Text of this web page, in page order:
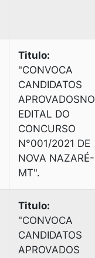
Titulo:
"CONVOCA
CANDIDATOS
APROVADOSNO
EDITAL DO
CONCURSO
N°001/2021 DE
NOVA NAZARÉ-
MT".
Titulo:
"CONVOСА
CANDIDATOS
APROVADOS